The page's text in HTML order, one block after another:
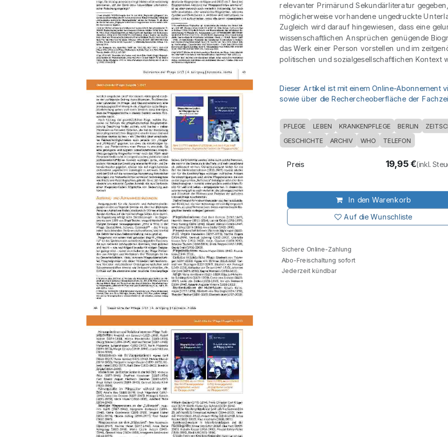
relevanter Primärund Sekundärliteratur
möglicherweise vorhandene ungedruckte
Zugleich wird darauf hingewiesen, dass eine
wissenschaftlichen Ansprüchen genügende
das Werk einer Person vorstellen und im
politischen und sozialgesellschaftlichen Kontext
Dieser Artikel ist mit einem Online-Abonnement
sowie über die Rechercheoberfläche der
PFLEGE LEBEN KRANKENPFLEGE BERLIN
GESCHICHTE ARCHIV WHO TELEFON
In den Warenkorb
Auf die Wunschliste
Preis 19,95€(inkl.
Sichere Online-Zahlung
Abo-Freischaltung sofort
Jederzeit kündbar